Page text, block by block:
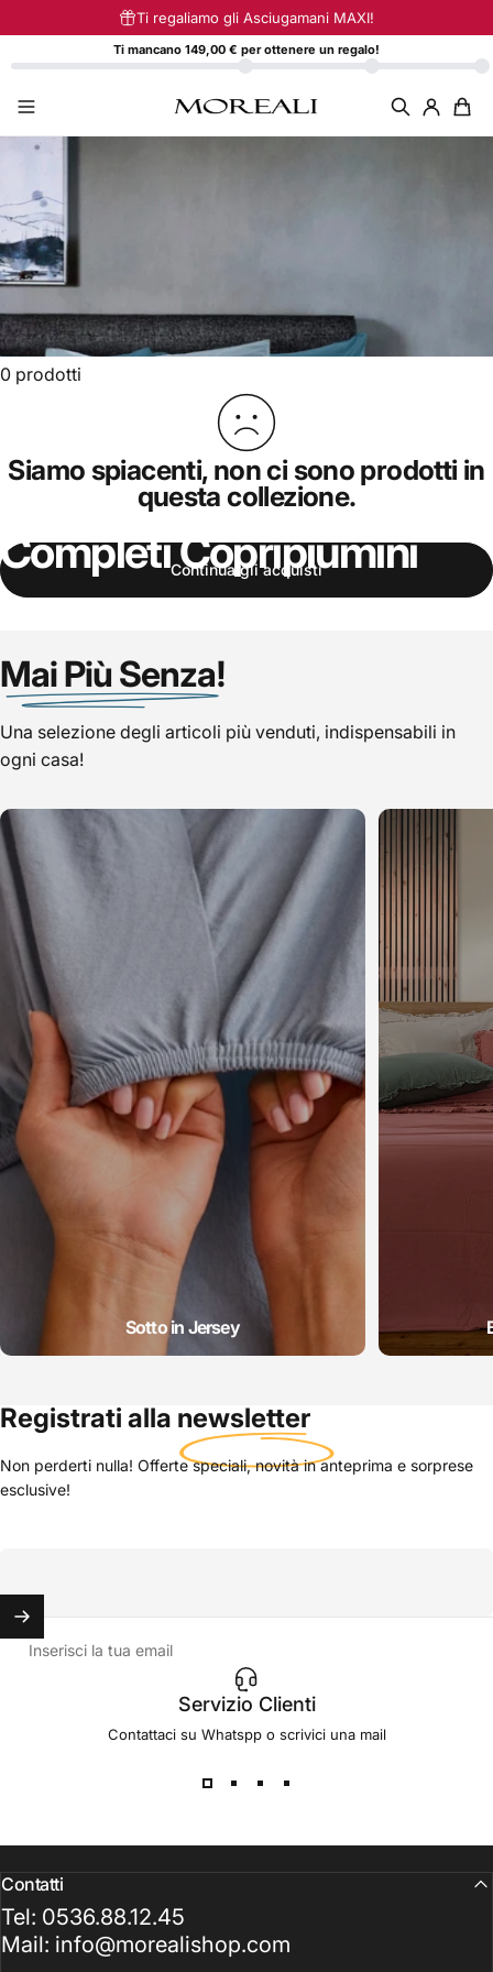
Vai direttamente ai contenutiTi regaliamo gli Asciugamani MAXI!
Ti mancano 149,00 € per ottenere un regalo!
CompletiCopripiumini
0 prodotti
Siamo spiacenti, non ci sono prodotti in
questa collezione.
Continua gli acquisti
Mai Più Senza!
Una selezione degli articoli più venduti, indispensabili in
ogni casa!
Sotto in Jersey
Registrati alla newsletter
Non perderti nulla! Offerte speciali, novità in anteprima e sorprese
esclusive!
Inserisci la tua email
Servizio Clienti
Contattaci su Whatspp o scrivici una mail
Contatti
Tel: 0536.88.12.45
Mail: info@morealishop.com